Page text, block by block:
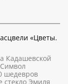
«Цветы.
Кадашевской
шедевров
стекло Эмиля